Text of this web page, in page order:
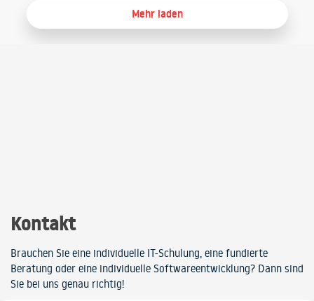
Mehr laden
Kontakt
Brauchen Sie eine individuelle IT-Schulung, eine fundierte
Beratung oder eine individuelle Softwareentwicklung? Dann sind
Sie bei uns genau richtig!